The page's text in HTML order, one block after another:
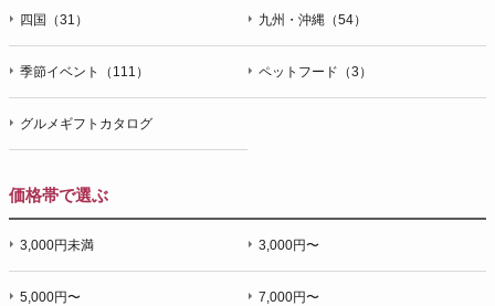
四国（31） 九州・沖縄（54）
季節イベント（111） ペットフード（3）
グルメギフトカタログ
価格帯で選ぶ
3,000円未満 3,000円〜
5,000円〜 7,000円〜